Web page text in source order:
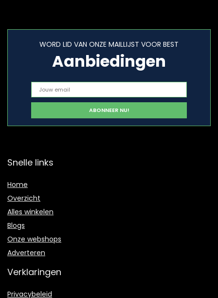
WORD LID VAN ONZE MAILLIJST VOOR BEST
Aanbiedingen
Snelle links
Home
Overzicht
Alles winkelen
Blogs
Onze webshops
Adverteren
Verklaringen
Privacybeleid